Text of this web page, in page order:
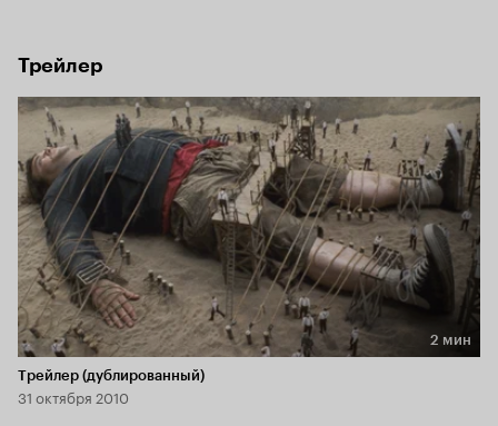
Трейлер
Длительность 2 мин
2 мин
Трейлер (дублированный)
31 октября 2010